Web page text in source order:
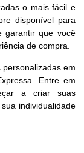
o mais fácil e
disponível para
garantir que você
de compra.
em
Entre em
a criar suas
individualidade